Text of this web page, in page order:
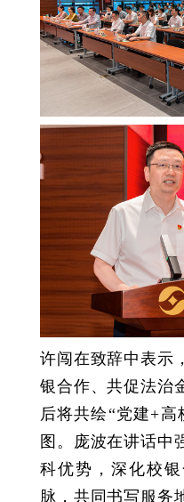
许闯在致辞中表示
银合作、共促法治
后将共绘“党建+
图。庞波在讲话中
科优势，深化校
脉，共同书写服务